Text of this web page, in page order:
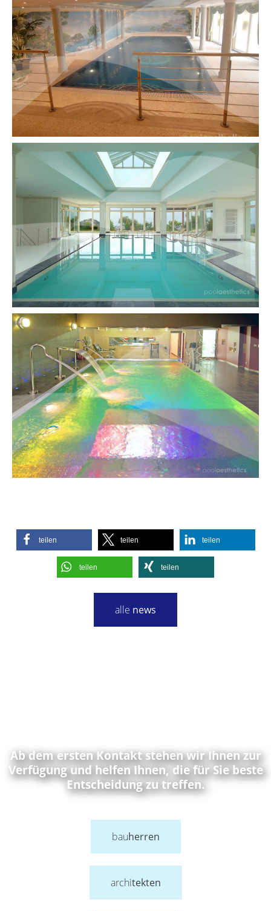
teilen teilen teilen
teilen teilen
alle news
Ab dem ersten Kontakt stehen wir Ihnen zur
Verfügung und helfen Ihnen, die für Sie beste
Entscheidung zu treffen.
bauherren
architekten